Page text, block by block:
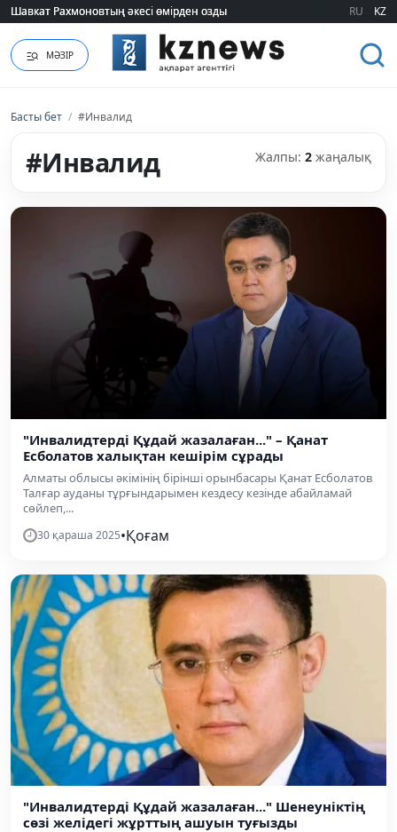
Шавкат Рахмоновтың әкесі өмірден озды
Шавкат Рахмоновтың әкесі өмірден озды RU KZ
МӘЗІР
Басты бет / #Инвалид
#Инвалид Жалпы: 2 жаңалық
"Инвалидтерді Құдай жазалаған..." – Қанат
Есболатов халықтан кешірім сұрады
Алматы облысы әкімінің бірінші орынбасары Қанат Есболатов
Талғар ауданы тұрғындарымен кездесу кезінде абайламай
сөйлеп,...
30 қараша 2025•Қоғам
"Инвалидтерді Құдай жазалаған..." Шенеуніктің
сөзі желідегі жұрттың ашуын туғызды